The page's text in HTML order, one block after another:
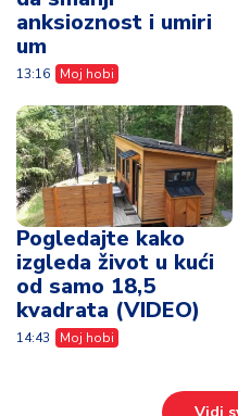
anksioznost i umiri
um
13:16 Moj hobi
Pogledajte kako
izgleda život u kući
od samo 18,5
kvadrata (VIDEO)
14:43 Moj hobi